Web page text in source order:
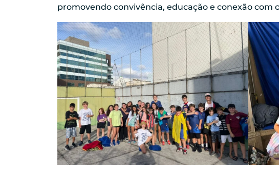
promovendo convivência, educação e conexão com